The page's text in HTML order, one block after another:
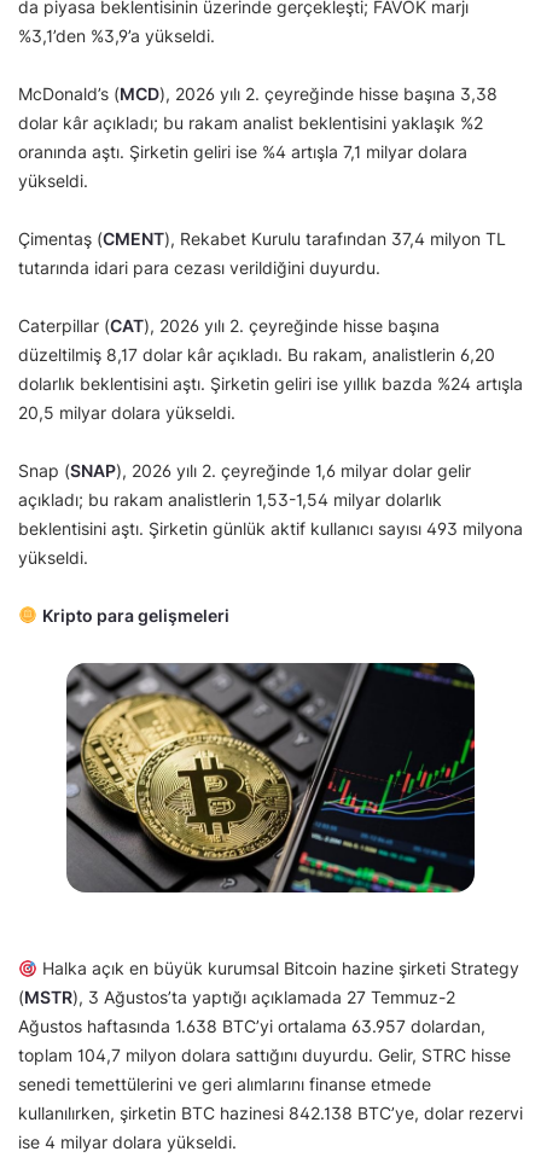
da piyasa beklentisinin üzerinde gerçekleşti; FAVÖK marjı
%3,1’den %3,9’a yükseldi.
McDonald’s (MCD), 2026 yılı 2. çeyreğinde hisse başına 3,38
dolar kâr açıkladı; bu rakam analist beklentisini yaklaşık %2
oranında aştı. Şirketin geliri ise %4 artışla 7,1 milyar dolara
yükseldi.
Çimentaş (CMENT), Rekabet Kurulu tarafından 37,4 milyon TL
tutarında idari para cezası verildiğini duyurdu.
Caterpillar (CAT), 2026 yılı 2. çeyreğinde hisse başına
düzeltilmiş 8,17 dolar kâr açıkladı. Bu rakam, analistlerin 6,20
dolarlık beklentisini aştı. Şirketin geliri ise yıllık bazda %24 artışla
20,5 milyar dolara yükseldi.
Snap (SNAP), 2026 yılı 2. çeyreğinde 1,6 milyar dolar gelir
açıkladı; bu rakam analistlerin 1,53-1,54 milyar dolarlık
beklentisini aştı. Şirketin günlük aktif kullanıcı sayısı 493 milyona
yükseldi.
Kripto para gelişmeleri
Halka açık en büyük kurumsal Bitcoin hazine şirketi Strategy
(MSTR), 3 Ağustos’ta yaptığı açıklamada 27 Temmuz-2
Ağustos haftasında 1.638 BTC’yi ortalama 63.957 dolardan,
toplam 104,7 milyon dolara sattığını duyurdu. Gelir, STRC hisse
senedi temettülerini ve geri alımlarını finanse etmede
kullanılırken, şirketin BTC hazinesi 842.138 BTC’ye, dolar rezervi
ise 4 milyar dolara yükseldi.